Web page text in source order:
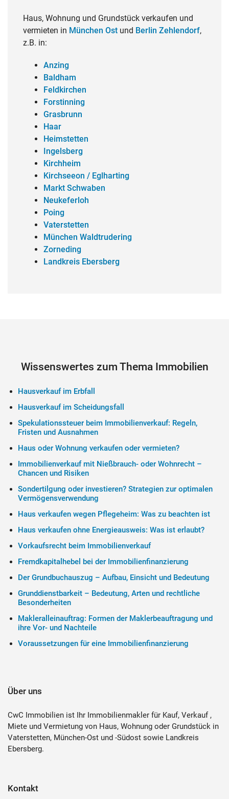
Haus, Wohnung und Grundstück verkaufen und
vermieten in München Ost und Berlin Zehlendorf,
z.B. in:
Anzing
Baldham
Feldkirchen
Forstinning
Grasbrunn
Haar
Heimstetten
Ingelsberg
Kirchheim
Kirchseeon / Eglharting
Markt Schwaben
Neukeferloh
Poing
Vaterstetten
München Waldtrudering
Zorneding
Landkreis Ebersberg
Wissenswertes zum Thema Immobilien
Hausverkauf im Erbfall
Hausverkauf im Scheidungsfall
Spekulationssteuer beim Immobilienverkauf: Regeln,
Fristen und Ausnahmen
Haus oder Wohnung verkaufen oder vermieten?
Immobilienverkauf mit Nießbrauch- oder Wohnrecht –
Chancen und Risiken
Sondertilgung oder investieren? Strategien zur optimalen
Vermögensverwendung
Haus verkaufen wegen Pflegeheim: Was zu beachten ist
Haus verkaufen ohne Energieausweis: Was ist erlaubt?
Vorkaufsrecht beim Immobilienverkauf
Fremdkapitalhebel bei der Immobilienfinanzierung
Der Grundbuchauszug – Aufbau, Einsicht und Bedeutung
Grunddienstbarkeit – Bedeutung, Arten und rechtliche
Besonderheiten
Makleralleinauftrag: Formen der Maklerbeauftragung und
ihre Vor- und Nachteile
Voraussetzungen für eine Immobilienfinanzierung
Über uns
CwC Immobilien ist Ihr Immobilienmakler für Kauf, Verkauf ,
Miete und Vermietung von Haus, Wohnung oder Grundstück in
Vaterstetten, München-Ost und -Südost sowie Landkreis
Ebersberg.
Kontakt